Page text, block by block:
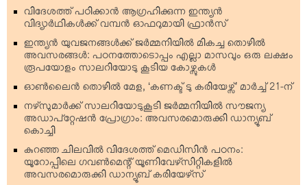
വിദേശത്ത് പഠിക്കാന്‍ ആഗ്രഹിക്കുന്ന ഇന്ത്യന്‍
വിദ്യാര്‍ഥികള്‍ക്ക് വമ്പന്‍ ഓഫറുമായി ഫ്രാന്‍സ്
ഇന്ത്യന്‍ യുവജനങ്ങള്‍ക്ക് ജര്‍മ്മനിയില്‍ മികച്ച തൊഴില്‍
അവസരങ്ങള്‍: പഠനത്തോടൊപ്പം എല്ലാ മാസവും ഒരു ലക്ഷം
രൂപയോളം സാലറിയോടു കൂടിയ കോഴ്സുകള്‍
ഓണ്‍ലൈന്‍ തൊഴില്‍ മേള, ‘കണക്ട് ടു കരിയേഴ്സ്’ മാര്‍ച്ച് 21-ന്
നഴ്‌സുമാര്‍ക്ക് സാലറിയോടുകൂടി ജര്‍മ്മനിയില്‍ സൗജന്യ
അഡാപ്റ്റേഷന്‍ പ്രോഗ്രാം: അവസരമൊരുക്കി ഡാന്യൂബ്
കൊച്ചി
കുറഞ്ഞ ചിലവില്‍ വിദേശത്ത് മെഡിസിന്‍ പഠനം:
യൂറോപ്പിലെ ഗവണ്‍മെന്റ് യൂണിവേഴ്‌സിറ്റികളില്‍
അവസരമൊരുക്കി ഡാന്യൂബ് കരിയേഴ്‌സ്